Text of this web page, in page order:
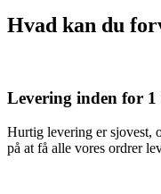
Hvad kan du
Levering inden for 1
Hurtig levering er sjovest,
på at få alle vores ordrer